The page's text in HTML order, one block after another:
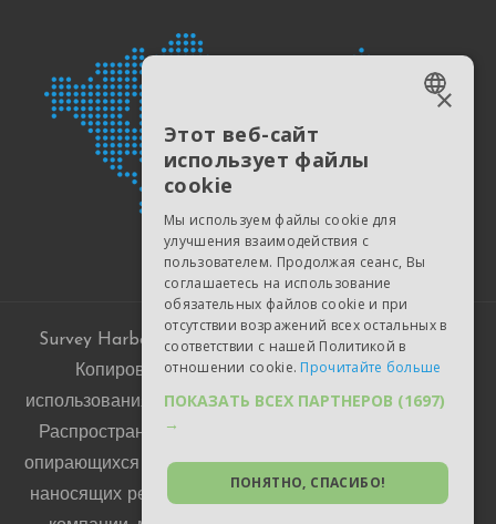
Survey Harbor © 2015-2026. Все права защищены.
Копирование материалов запрещено без
использования активной ссылки на surveyharbor.com.
Распространение ложных сведений о Проекте, не
опирающихся на убедительную доказательную базу и
наносящих репутационный и/или финансовый вред
GERMAN
POLISH
SPANISH
×
Этот веб-сайт
использует файлы
cookie
Мы используем файлы cookie для
улучшения взаимодействия с
пользователем. Продолжая сеанс, Вы
соглашаетесь на использование
обязательных файлов cookie и при
отсутствии возражений всех остальных в
соответствии с нашей Политикой в
отношении cookie. Прочитайте больше
ПОКАЗАТЬ ВСЕХ ПАРТНЕРОВ (1697)
→
ПОНЯТНО, СПАСИБО!